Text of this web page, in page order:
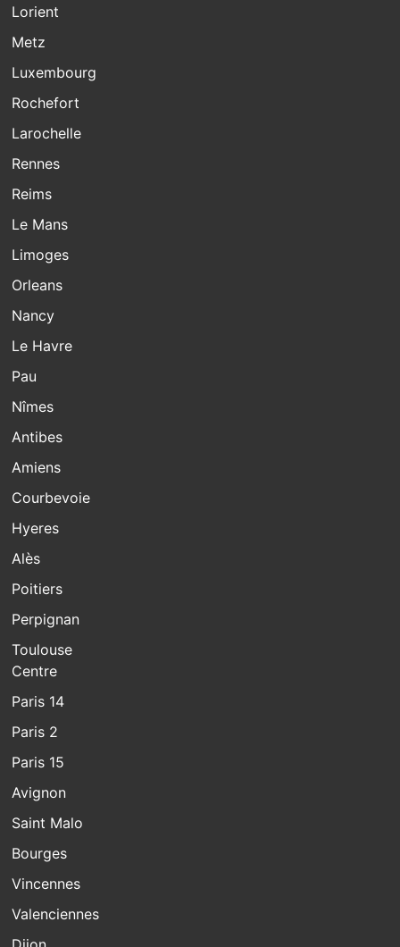
Lorient
Metz
Luxembourg
Rochefort
Larochelle
Rennes
Reims
Le Mans
Limoges
Orleans
Nancy
Le Havre
Pau
Nîmes
Antibes
Amiens
Courbevoie
Hyeres
Alès
Poitiers
Perpignan
Toulouse
Centre
Paris 14
Paris 2
Paris 15
Avignon
Saint Malo
Bourges
Vincennes
Valenciennes